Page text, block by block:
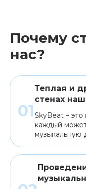
Почему
нас?
Теплая и
стенах
SkyBeat – это
каждый
музыкальную